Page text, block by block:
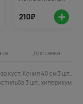
210₽ +
Доставка
куст. Кения 40 см 3 шт.,
3 шт., хиперикум